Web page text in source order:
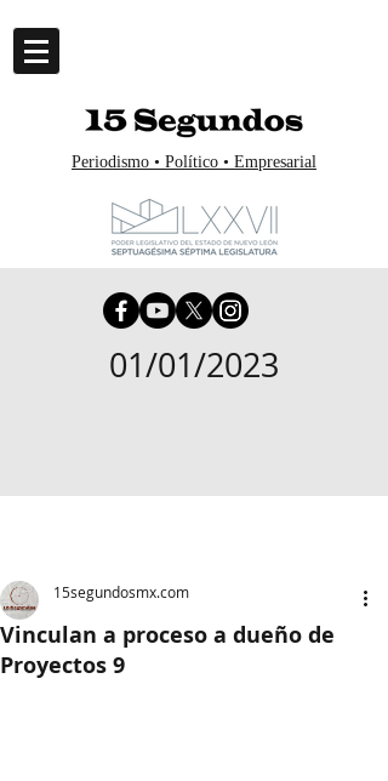
Periodismo • Político • Empresarial
01/01/2023
Vinculan a proceso a dueño de
Proyectos 9
15segundosmx.com